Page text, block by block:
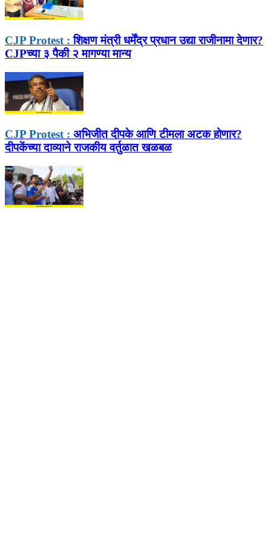
CJP Protest : शिक्षण मंत्री धर्मेंद्र प्रधान उद्या राजीनामा देणार?
CJPच्या ३ पैकी २ मागण्या मान्य
CJP Protest : अभिजीत दीपके आणि टीमला अटक होणार?
दीपकेंच्या दाव्याने राजकीय वर्तुळात खळबळ